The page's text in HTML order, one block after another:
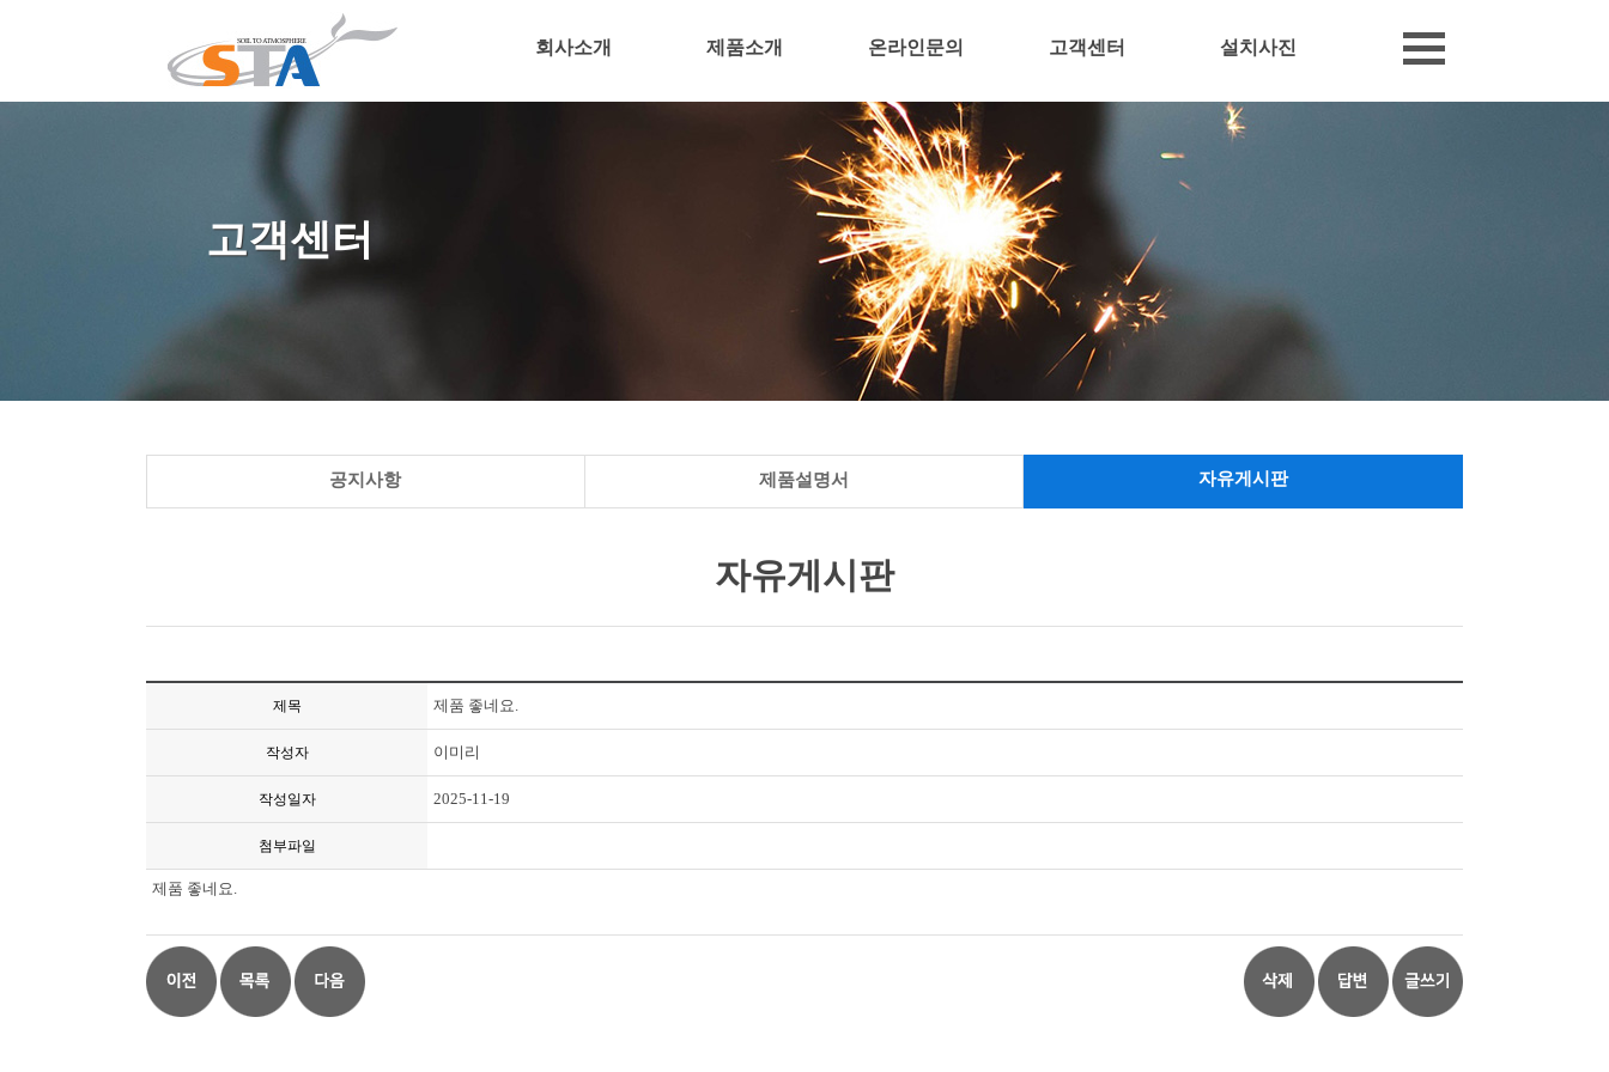
회사소개 제품소개 온라인문의 고객센터 설치사진
고객센터
공지사항 제품설명서 자유게시판
자유게시판
제목 제품 좋네요.
작성자 이미리
작성일자 2025-11-19
첨부파일
제품 좋네요.